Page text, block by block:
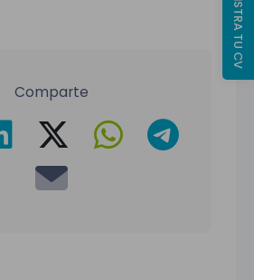
Comparte
REGISTRA TU CV